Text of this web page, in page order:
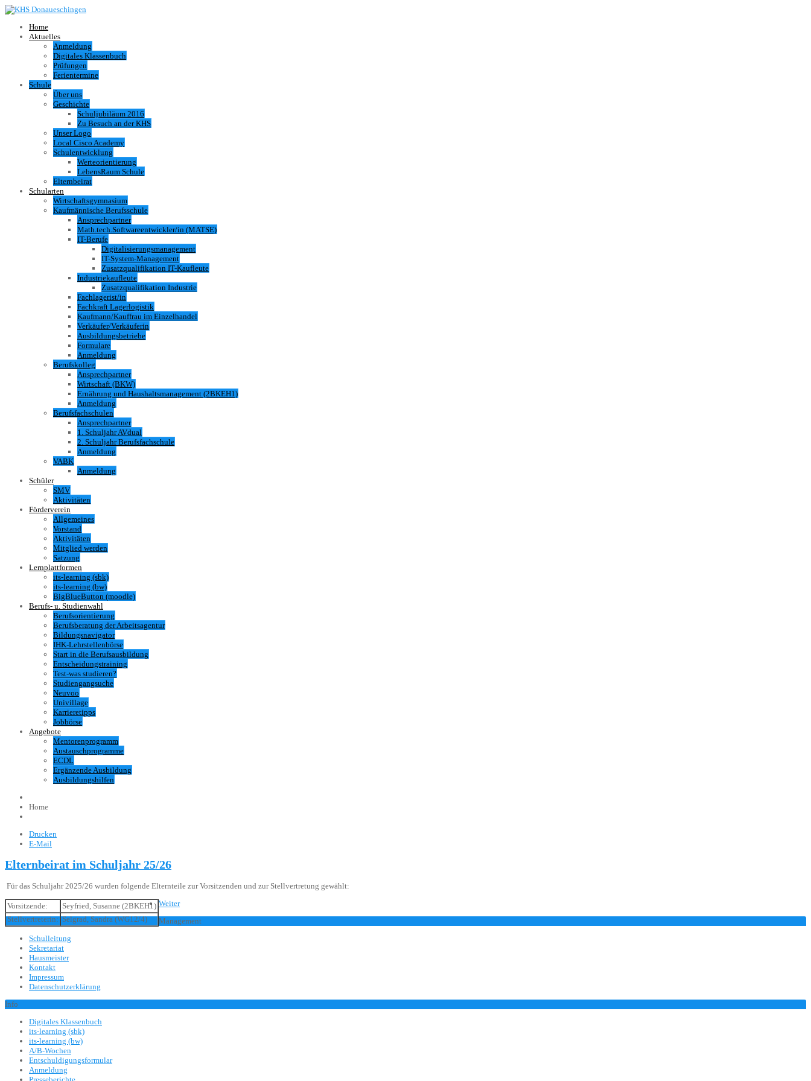
Home
Aktuelles
Anmeldung
Digitales Klassenbuch
Prüfungen
Ferientermine
Schule
Über uns
Geschichte
Schuljubiläum 2016
Zu Besuch an der KHS
Unser Logo
Local Cisco Academy
Schulentwicklung
Werteorientierung
LebensRaum Schule
Elternbeirat
Schularten
Wirtschaftsgymnasium
Kaufmännische Berufsschule
Ansprechpartner
Math.tech.Softwareentwickler/in (MATSE)
IT-Berufe
Digitalisierungsmanagement
IT-System-Management
Zusatzqualifikation IT-Kaufleute
Industriekaufleute
Zusatzqualifikation Industrie
Fachlagerist/in
Fachkraft Lagerlogistik
Kaufmann/Kauffrau im Einzelhandel
Verkäufer/Verkäuferin
Ausbildungsbetriebe
Formulare
Anmeldung
Berufskolleg
Ansprechpartner
Wirtschaft (BKW)
Ernährung und Haushaltsmanagement (2BKEH1)
Anmeldung
Berufsfachschulen
Ansprechpartner
1. Schuljahr AVdual
2. Schuljahr Berufsfachschule
Anmeldung
VABK
Anmeldung
Schüler
SMV
Aktivitäten
Förderverein
Allgemeines
Vorstand
Aktivitäten
Mitglied werden
Satzung
Lernplattformen
its-learning (sbk)
its-learning (bw)
BigBlueButton (moodle)
Berufs- u. Studienwahl
Berufsorientierung
Berufsberatung der Arbeitsagentur
Bildungsnavigator
IHK-Lehrstellenbörse
Start in die Berufsausbildung
Entscheidungstraining
Test-was studieren?
Studiengangsuche
Neuvoo
Univillage
Karrieretipps
Jobbörse
Angebote
Mentorenprogramm
Austauschprogramme
ECDL
Ergänzende Ausbildung
Ausbildungshilfen
Home
Drucken
E-Mail
Elternbeirat im Schuljahr 25/26
Für das Schuljahr 2025/26 wurden folgende Elternteile zur Vorsitzenden und zur Stellvertretung gewählt:
Vorsitzende:
Seyfried, Susanne (2BKEH1)
Stellvertreterin: Selgrad, Sandra (WG12/4)
Weiter
Management
Schulleitung
Sekretariat
Hausmeister
Kontakt
Impressum
Datenschutzerklärung
Info
Digitales Klassenbuch
its-learning (sbk)
its-learning (bw)
A/B-Wochen
Entschuldigungsformular
Anmeldung